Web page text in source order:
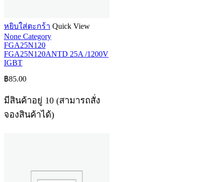
หยิบใส่ตะกร้า Quick View
None Category
FGA25N120
FGA25N120ANTD 25A /1200V
IGBT
฿85.00
มีสินค้าอยู่ 10 (สามารถสั่ง
จองสินค้าได้)